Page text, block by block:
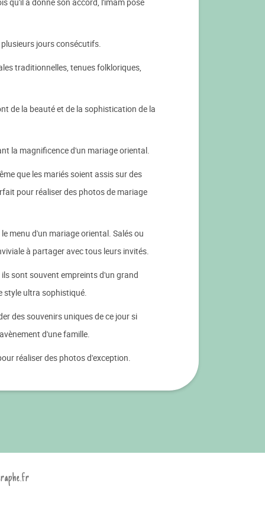
jours consécutifs.
traditionnelles, tenues folkloriques,
de la beauté et de la sophistication de la
la magnificence d'un mariage oriental.
que les mariés soient assis sur des
pour réaliser des photos de mariage
menu d'un mariage oriental. Salés ou
à partager avec tous leurs invités.
sont souvent empreints d'un grand
style ultra sophistiqué.
des souvenirs uniques de ce jour si
d'une famille.
réaliser des photos d'exception.